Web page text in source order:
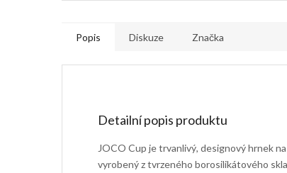
Popis Diskuze Značka
Detailní popis produktu
JOCO Cup je trvanlivý, designový hrnek
vyrobený z tvrzeného borosilikátového